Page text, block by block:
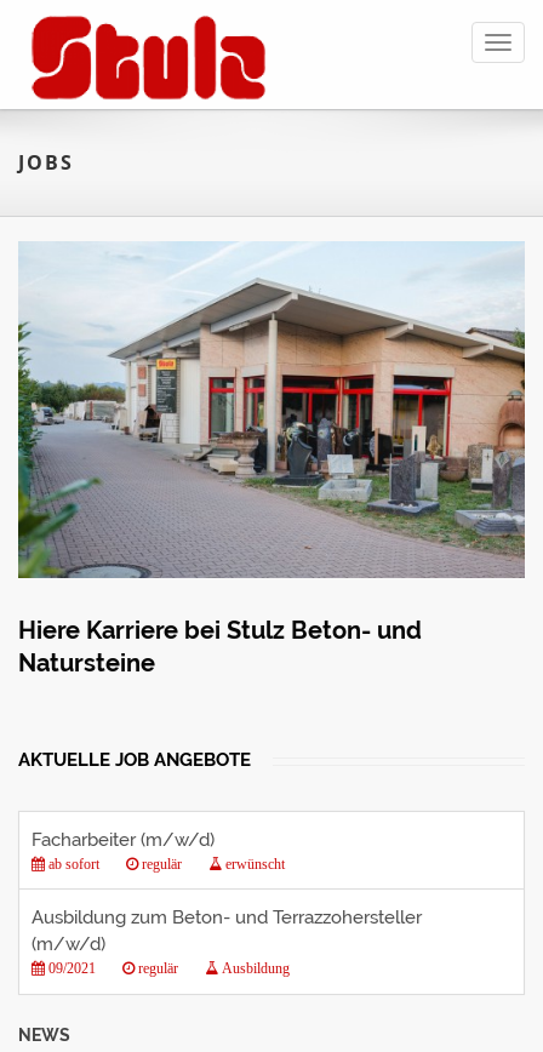
JOBS
Hiere Karriere bei Stulz Beton- und
Natursteine
AKTUELLE JOB ANGEBOTE
Facharbeiter (m/w/d)
ab sofort regulär erwünscht
Ausbildung zum Beton- und Terrazzohersteller
(m/w/d)
09/2021 regulär Ausbildung
NEWS